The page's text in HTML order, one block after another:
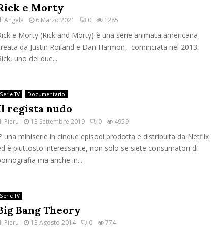
e Morty
Angela 6 Marzo 2021 0 1285
e Morty (Rick and Morty) è una serie animata americana
da Justin Roiland e Dan Harmon, cominciata nel 2013.
uno dei due...
Serie TV Documentario
regista nudo
Pieru 13 Settembre 2019 0 4959
una miniserie in cinque episodi prodotta e distribuita da Netflix
è piuttosto interessante, non solo se siete consumatori di
ma anche in...
Serie TV
Bang Theory
Pieru 13 Agosto 2014 0 774